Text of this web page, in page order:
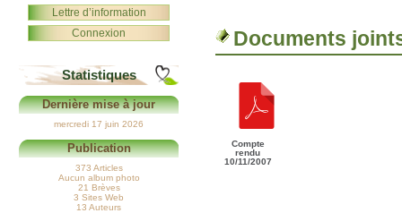
Documents
Compte
rendu
10/11/2007
Lettre d’information
Connexion
Statistiques
Dernière mise à jour
mercredi 17 juin 2026
Publication
373 Articles
Aucun album photo
21 Brèves
3 Sites Web
13 Auteurs